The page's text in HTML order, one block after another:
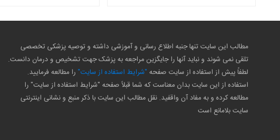
مطالب این سایت تنها جنبه اطلاع رسانی و آموزشی داشته و توصیه پزشکی تخصصی
تلقی نمی شوند و نباید آنها را جایگزین مراجعه به پزشک جهت تشخیص و درمان دانست.
لطفاً پیش از استفاده از سایت صفحه "شرایط استفاده از سایت" را مطالعه فرمایید.
استفاده از این سایت بدان معناست که شما قبلاً صفحه "شرایط استفاده از سایت" را
مطالعه کرده و به مفاد آن واقفید. نقل مطالب این سایت با ذکر منبع و نشانی اینترنتی
سایت بلامانع است